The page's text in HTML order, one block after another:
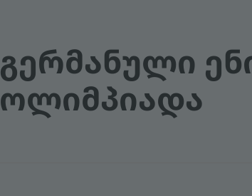
ᲒᲔᲠᲛᲐᲜᲣᲚᲘ
ᲝᲚᲘᲛᲞᲘᲐᲓᲐ